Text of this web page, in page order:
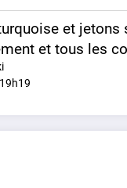
et jetons
et tous les